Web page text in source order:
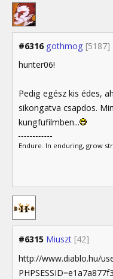
#6316 gothmog [5187]
hunter06!
Pedig egész kis édes,
sikongatva csapdos.
kungfufilmben...
Endure. In enduring, grow
#6315 Miuszt [42]
http://www.diablo.hu/